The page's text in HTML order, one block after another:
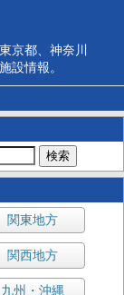
京都、神奈川
設情報。
関東地方
関西地方
九州・沖縄